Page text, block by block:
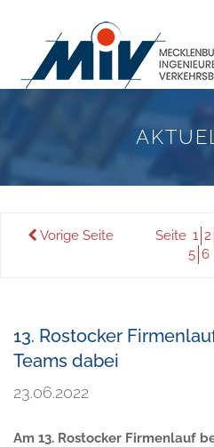
Vorige Seite Seite 1 2
5 6
13. Rostocker
Teams dabei
23.06.2022
Am 13. Rostocker Firmenlauf